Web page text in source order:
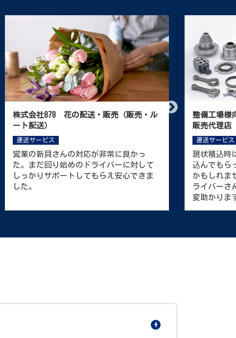
株式会社山一運送店（運送業）
運送サービス
松浦専務が丁寧に対応して頂き印象が良
かったです。対応も早く、軽貨物のタリ
フをすぐに用意してもらいお取引先に金
額の提示をすぐにできたので良かった。
工事用電気
報通信機器
運送サービス
対応レスポ
てくれたり